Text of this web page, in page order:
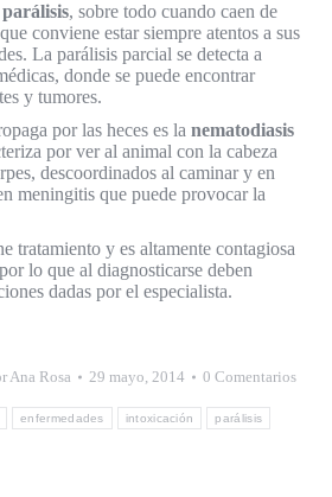
, sobre todo cuando caen de
conviene estar siempre atentos a sus
La parálisis parcial se detecta a
donde se puede encontrar
y tumores.
por las heces es la nematodiasis
por ver al animal con la cabeza
descoordinados al caminar y en
meningitis que puede provocar la
tratamiento y es altamente contagiosa
lo que al diagnosticarse deben
dadas por el especialista.
Ana Rosa 29 mayo, 2014 0 Comentarios
enfermedades intoxicación parálisis